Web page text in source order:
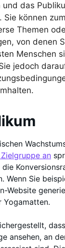
und das
Sie können
Themen
von denen
Menschen
jedoch
an
die
Wenn Sie
Website
Yogamatten.
ansehen, an